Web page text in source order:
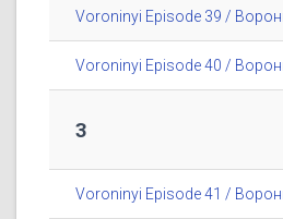
Voroninyi Episode 39 /
Voroninyi Episode 40 /
3
Voroninyi Episode 41 /